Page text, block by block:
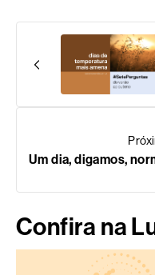
Um dia, digamos,
Confira na